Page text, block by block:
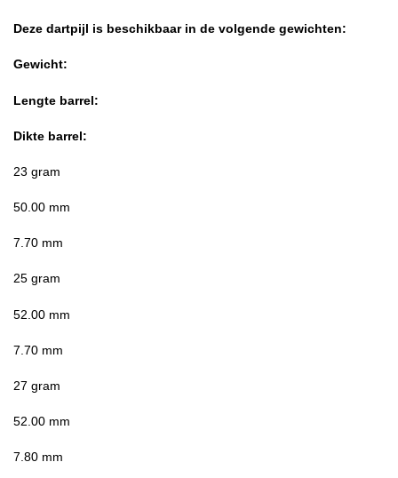
Deze dartpijl is beschikbaar in de volgende gewichten:
Gewicht:
Lengte barrel:
Dikte barrel:
23 gram
50.00 mm
7.70 mm
25 gram
52.00 mm
7.70 mm
27 gram
52.00 mm
7.80 mm